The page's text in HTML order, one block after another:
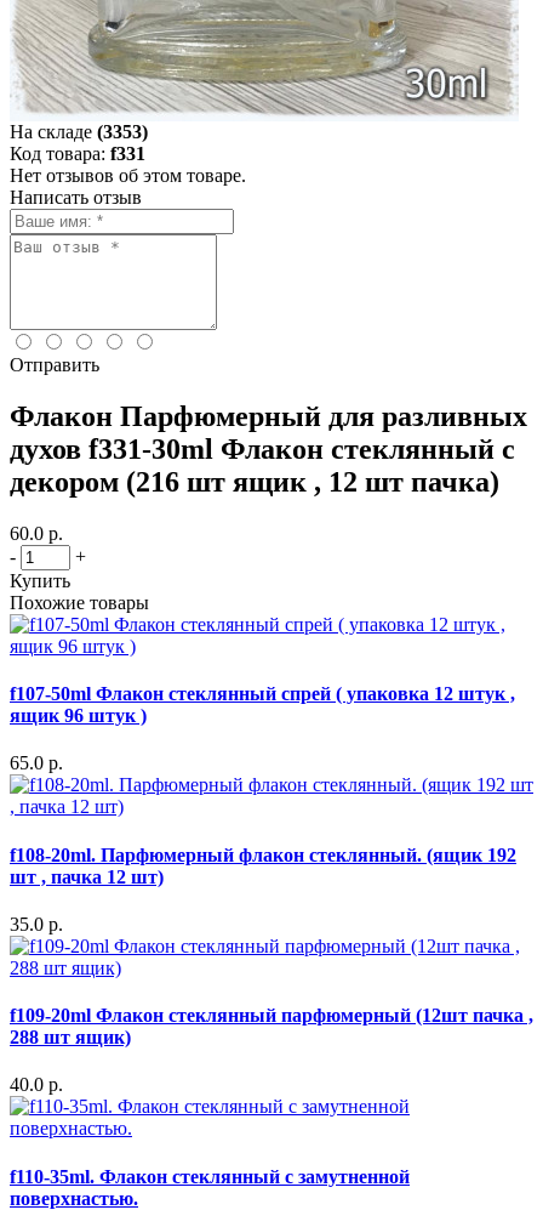
На складе (3353)
Код товара: f331
Нет отзывов об этом товаре.
Написать отзыв
Отправить
Флакон Парфюмерный для разливных
духов f331-30ml Флакон стеклянный с
декором (216 шт ящик , 12 шт пачка)
60.0 р.
-
+
Купить
Похожие товары
f107-50ml Флакон стеклянный спрей ( упаковка 12 штук ,
ящик 96 штук )
65.0 р.
f108-20ml. Парфюмерный флакон стеклянный. (ящик 192
шт , пачка 12 шт)
35.0 р.
f109-20ml Флакон стеклянный парфюмерный (12шт пачка ,
288 шт ящик)
40.0 р.
f110-35ml. Флакон стеклянный с замутненной
поверхнастью.